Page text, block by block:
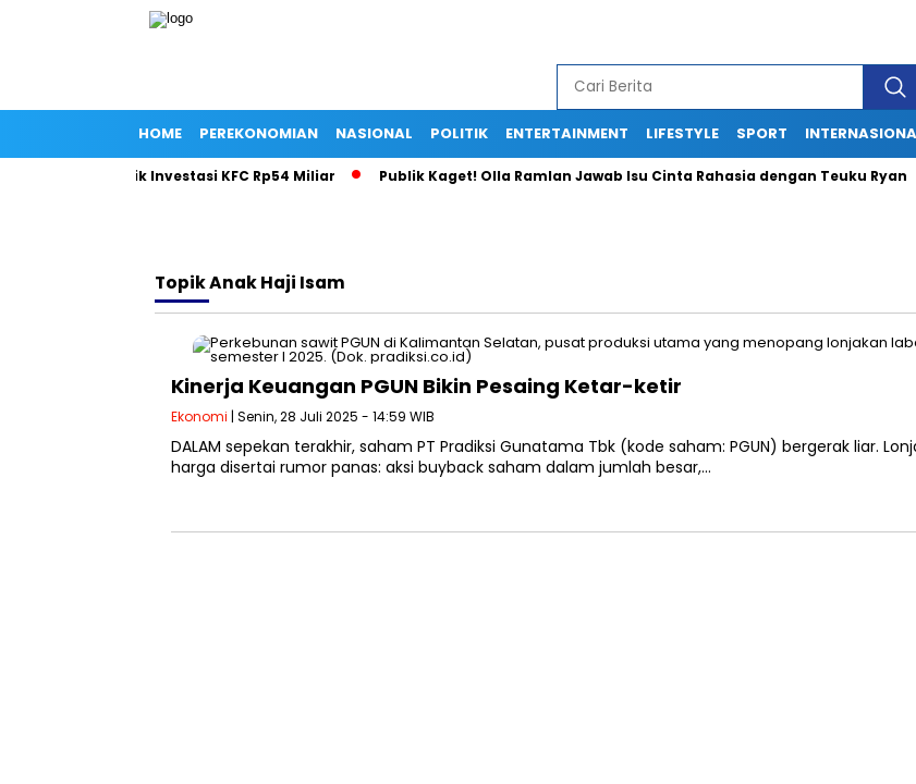
HOME PEREKONOMIAN NASIONAL POLITIK ENTERTAINMENT LIFESTYLE SPORT
Gila di Balik Investasi KFC Rp54 Miliar Publik Kaget! Olla Ramlan Jawab Isu Cinta Rahasia dengan Teuku Ryan
TopikAnak Haji Isam
Kinerja Keuangan PGUN Bikin Pesaing Ketar-ketir
Ekonomi | Senin, 28 Juli 2025 - 14:59 WIB
DALAM sepekan terakhir, saham PT Pradiksi Gunatama Tbk (kode saham: PGUN) bergerak liar.
harga disertai rumor panas: aksi buyback saham dalam jumlah besar,…